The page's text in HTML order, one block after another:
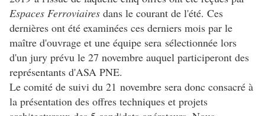
Espaces Ferroviaires dans le courant de l'été. Ces
dernières ont été examinées ces derniers mois par le
maître d'ouvrage et une équipe sera sélectionnée lors
d'un jury prévu le 27 novembre auquel participeront des
représentants d'ASA PNE.
Le comité de suivi du 21 novembre sera donc consacré à
la présentation des offres techniques et projets